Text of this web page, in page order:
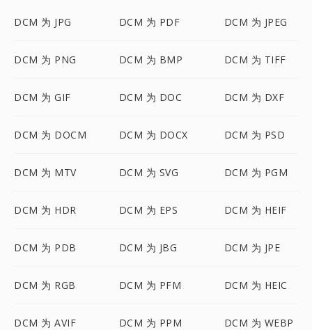
DCM 为 JPG DCM 为 PDF DCM 为 JPEG
DCM 为 PNG DCM 为 BMP DCM 为 TIFF
DCM 为 GIF DCM 为 DOC DCM 为 DXF
DCM 为 DOCM DCM 为 DOCX DCM 为 PSD
DCM 为 MTV DCM 为 SVG DCM 为 PGM
DCM 为 HDR DCM 为 EPS DCM 为 HEIF
DCM 为 PDB DCM 为 JBG DCM 为 JPE
DCM 为 RGB DCM 为 PFM DCM 为 HEIC
DCM 为 AVIF DCM 为 PPM DCM 为 WEBP